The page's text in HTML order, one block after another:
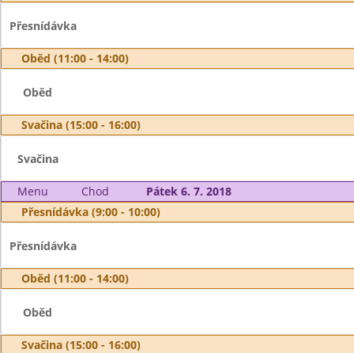
Přesnídávka
Oběd (11:00 - 14:00)
Oběd
Svačina (15:00 - 16:00)
Svačina
Menu Chod
Pátek 6. 7. 2018
Přesnídávka (9:00 - 10:00)
Přesnídávka
Oběd (11:00 - 14:00)
Oběd
Svačina (15:00 - 16:00)